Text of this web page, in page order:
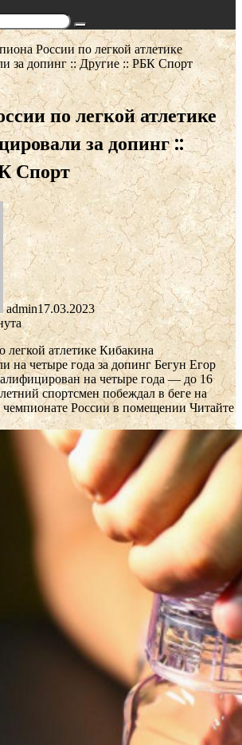
Поиск...
России по легкой атлетике
за допинг :: Другие :: РБК Спорт
по легкой атлетике
за допинг ::
Спорт
admin17.03.2023
атлетике Кибакина
на четыре года за допинг Бегун Егор
на четыре года — до 16
спортсмен побеждал в беге на
России в помещенииЧитайте